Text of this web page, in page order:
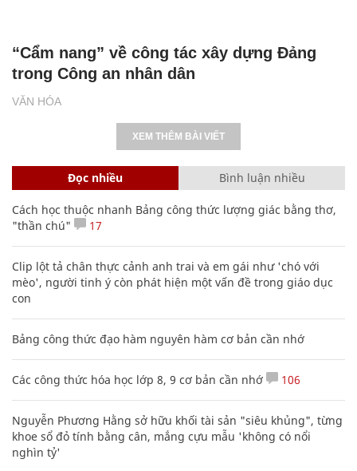
VĂN HÓA
“Cẩm nang” về công tác xây dựng Đảng
trong Công an nhân dân
XEM THÊM BÀI VIẾT
Đọc nhiều Bình luận nhiều
Cách học thuộc nhanh Bảng công thức lượng giác bằng thơ,
"thần chú"
17
Clip lột tả chân thực cảnh anh trai và em gái như 'chó với
mèo', người tinh ý còn phát hiện một vấn đề trong giáo dục
con
Bảng công thức đạo hàm nguyên hàm cơ bản cần nhớ
Các công thức hóa học lớp 8, 9 cơ bản cần nhớ 106
Nguyễn Phương Hằng sở hữu khối tài sản "siêu khủng", từng
khoe sổ đỏ tính bằng cân, mắng cựu mẫu 'không có nổi
nghìn tỷ'